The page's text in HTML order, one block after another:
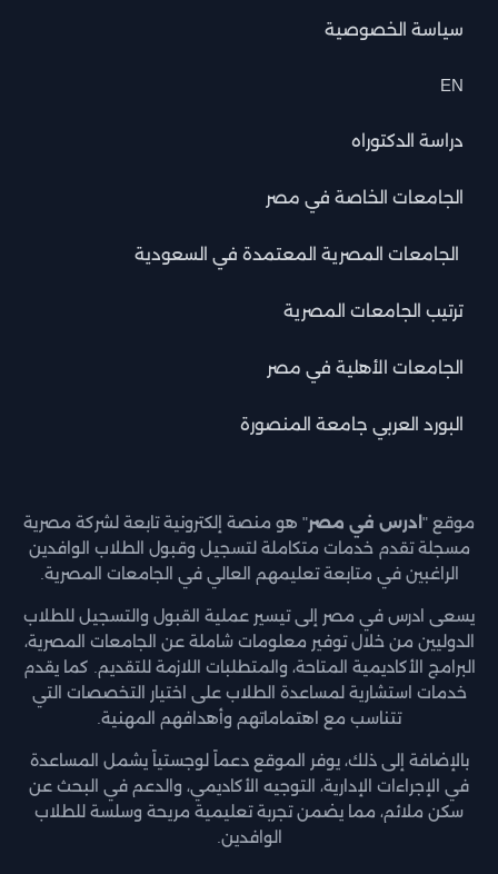
سياسة الخصوصية
EN
دراسة الدكتوراه
الجامعات الخاصة في مصر
الجامعات المصرية المعتمدة في السعودية
ترتيب الجامعات المصرية
الجامعات الأهلية في مصر
البورد العربي جامعة المنصورة
موقع " ادرس في مصر" هو منصة إلكترونية تابعة لشركة مصرية
مسجلة تقدم خدمات متكاملة لتسجيل وقبول الطلاب الوافدين
الراغبين في متابعة تعليمهم العالي في الجامعات المصرية.
يسعى ادرس في مصر إلى تيسير عملية القبول والتسجيل للطلاب
الدوليين من خلال توفير معلومات شاملة عن الجامعات المصرية،
البرامج الأكاديمية المتاحة، والمتطلبات اللازمة للتقديم. كما يقدم
خدمات استشارية لمساعدة الطلاب على اختيار التخصصات التي
تتناسب مع اهتماماتهم وأهدافهم المهنية.
بالإضافة إلى ذلك، يوفر الموقع دعماً لوجستياً يشمل المساعدة
في الإجراءات الإدارية، التوجيه الأكاديمي، والدعم في البحث عن
سكن ملائم، مما يضمن تجربة تعليمية مريحة وسلسة للطلاب
الوافدين.